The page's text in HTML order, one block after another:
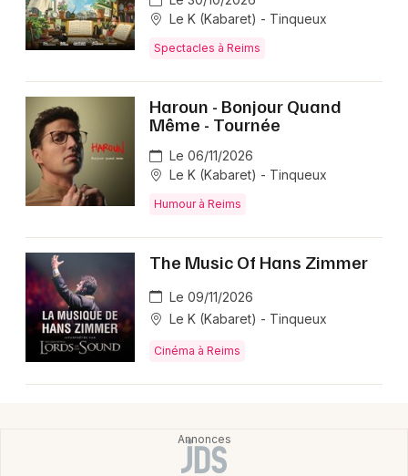
Newsletter des sorties
Artistes en tournée
Actus à Reims
Choisir mes départements
Le K (Kabaret) - Tinqueux
Spectacles à Reims
Haroun - Bonjour Quand
Même - Tournée
Le 06/11/2026
Le K (Kabaret) - Tinqueux
Humour à Reims
The Music Of Hans Zimmer
Le 09/11/2026
Le K (Kabaret) - Tinqueux
Cinéma à Reims